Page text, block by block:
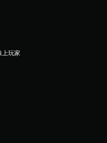
上玩家